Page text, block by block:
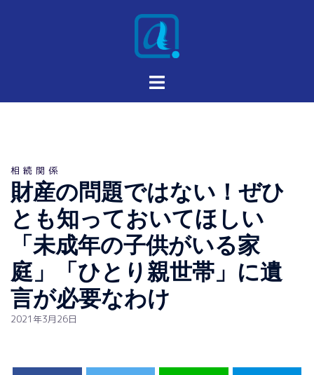
相続関係
財産の問題ではない！ぜひ
とも知っておいてほしい
「未成年の子供がいる家
庭」「ひとり親世帯」に遺
言が必要なわけ
2021年3月26日